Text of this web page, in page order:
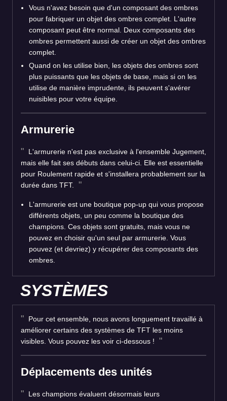
Vous n'avez besoin que d'un composant des ombres
pour fabriquer un objet des ombres complet. L'autre
composant peut être normal. Deux composants des
ombres permettent aussi de créer un objet des ombres
complet.
Quand on les utilise bien, les objets des ombres sont
plus puissants que les objets de base, mais si on les
utilise de manière imprudente, ils peuvent s'avérer
nuisibles pour votre équipe.
Armurerie
L'armurerie n'est pas exclusive à l'ensemble Jugement,
mais elle fait ses débuts dans celui-ci. Elle est essentielle
pour Roulement rapide et s'installera probablement sur la
durée dans TFT.
L'armurerie est une boutique pop-up qui vous propose
différents objets, un peu comme la boutique des
champions. Ces objets sont gratuits, mais vous ne
pouvez en choisir qu'un seul par armurerie. Vous
pouvez (et devriez) y récupérer des composants des
ombres.
SYSTÈMES
Pour cet ensemble, nous avons longuement travaillé à
améliorer certains des systèmes de TFT les moins
visibles. Vous pouvez les voir ci-dessous !
Déplacements des unités
Les champions évaluent désormais leurs